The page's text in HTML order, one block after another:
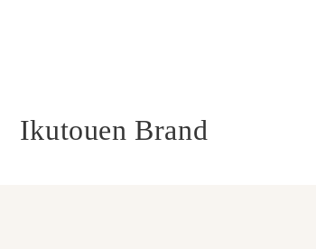
Ikutouen Brand